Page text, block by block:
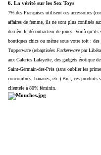
6. La vérité sur les Sex Toys
7% des Françaises utilisent ces accessoires
affaires de femme, ils ne sont plus confinés
derrière le décontracteur de joues. Voilà qu’ils
boutiques chics ou même sous votre toit :
Tupperware (rebaptisées Fuckerwarepar
aux Galeries Lafayette, des gadgets érotique
Saint-Germain-des-Prés (sans oublier les
concombres, bananes, etc.) Bref, ces produits
clientèle à 80% féminin.